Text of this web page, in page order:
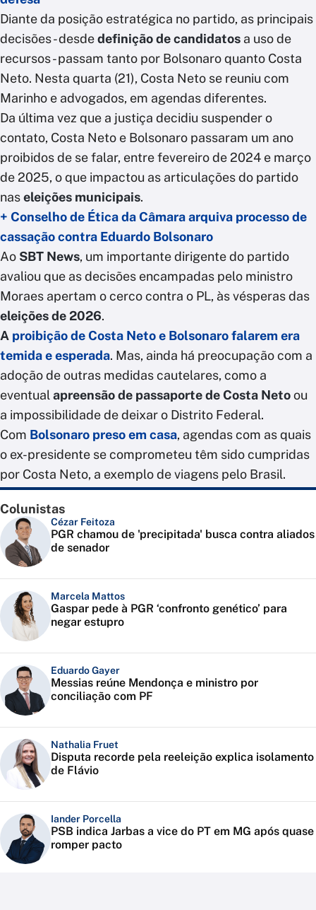
Diante da posição estratégica no partido, as principais
decisões - desdedefinição de candidatos a uso de
recursos - passam tanto por Bolsonaro quanto Costa
Neto. Nesta quarta (21), Costa Neto se reuniu com
Marinho e advogados, em agendas diferentes.
Da última vez que a justiça decidiu suspender o
contato, Costa Neto e Bolsonaro passaram um ano
proibidos de se falar, entre fevereiro de 2024 e março
de 2025, o que impactou as articulações do partido
naseleições municipais.
+ Conselho de Ética da Câmara arquiva processo de
cassação contra Eduardo Bolsonaro
Ao SBT News, um importante dirigente do partido
avaliou que as decisões encampadas pelo ministro
Moraes apertam o cerco contra o PL, às vésperas das
eleições de 2026.
A proibição de Costa Neto e Bolsonaro falarem era
temida e esperada. Mas, ainda há preocupação com a
adoção de outras medidas cautelares, como a
eventual apreensão de passaporte de Costa Netoou
a impossibilidade de deixar o Distrito Federal.
Com Bolsonaro preso em casa, agendas com as quais
o ex-presidente se comprometeu têm sido cumpridas
por Costa Neto, a exemplo de viagens pelo Brasil.
Colunistas
Cézar Feitoza
PGR chamou de 'precipitada' busca contra aliados
de senador
Marcela Mattos
Gaspar pede à PGR ‘confronto genético’ para
negar estupro
Eduardo Gayer
Messias reúne Mendonça e ministro por
conciliação com PF
Nathalia Fruet
Disputa recorde pela reeleição explica isolamento
de Flávio
Iander Porcella
PSB indica Jarbas a vice do PT em MG após quase
romper pacto